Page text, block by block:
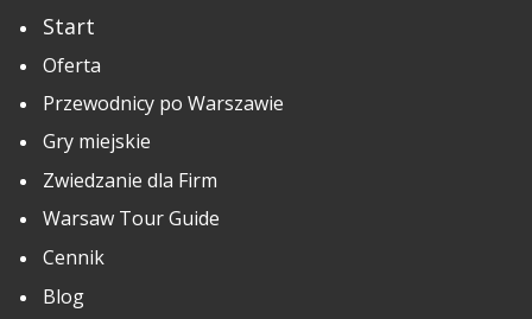
Start
Oferta
Przewodnicy po Warszawie
Gry miejskie
Zwiedzanie dla Firm
Warsaw Tour Guide
Cennik
Blog